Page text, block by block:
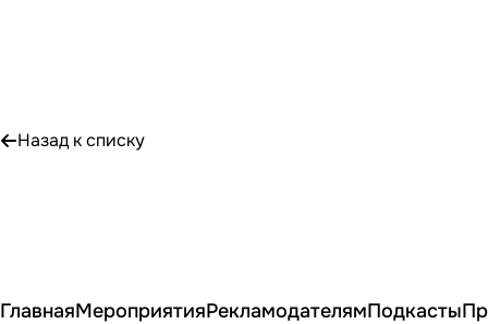
Назад к списку
ГлавнаяМероприятияРекламодателямПодкасты